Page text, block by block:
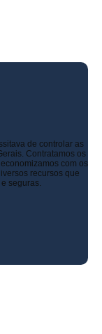
de controlar as
Contratamos os
com os
recursos que
seguras.